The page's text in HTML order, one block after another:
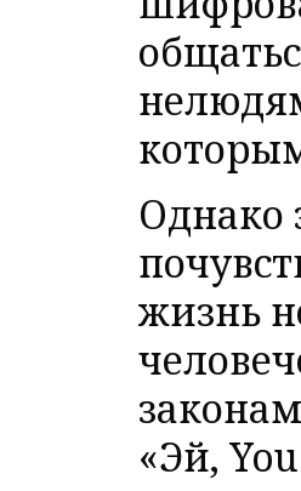
Однако
жизнь
«Эй,